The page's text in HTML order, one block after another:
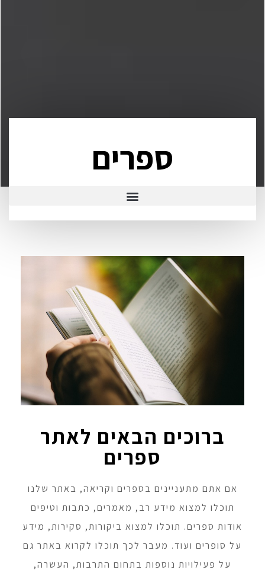
ספרים
ברוכים הבאים לאתר
ספרים
אם אתם מתעניינים בספרים וקריאה, באתר שלנו
תוכלו למצוא מידע רב, מאמרים, כתבות וטיפים
אודות ספרים. תוכלו למצוא ביקורות, סקירות, מידע
על סופרים ועוד. מעבר לכך תוכלו לקרוא באתר גם
על פעילויות נוספות בתחום התרבות, העשרה,